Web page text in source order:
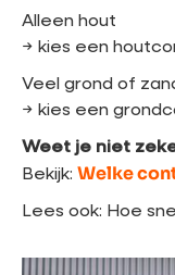
Alleen hout
→ kies een
Veel grond of
→ kies een
Weet je niet
Bekijk: Welke
Lees ook: Hoe